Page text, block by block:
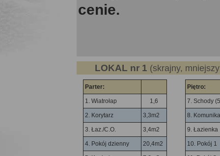
cenie.
LOKAL nr 1 (skrajny,
Parter:
1. Wiatrołap 1,6
2. Korytarz 3,3m2
3. Łaz./C.O. 3,4m2
4. Pokój dzienny 20,4m2
Piętro:
7. Schody
8.
9. Łazienka
10. Pokój 1